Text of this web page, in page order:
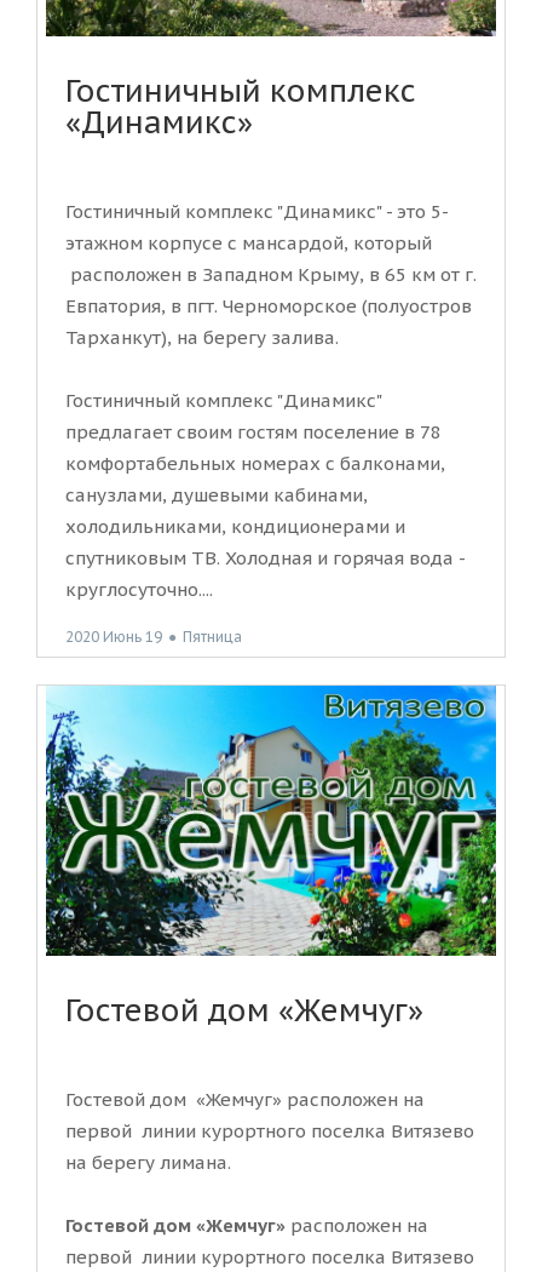
Гостиничный комплекс
«Динамикс»
Гостиничный комплекс "Динамикс" - это 5-
этажном корпусе с мансардой, который
расположен в Западном Крыму, в 65 км от г.
Евпатория, в пгт. Черноморское (полуостров
Тарханкут), на берегу залива.
Гостиничный комплекс "Динамикс"
предлагает своим гостям поселение в 78
комфортабельных номерах с балконами,
санузлами, душевыми кабинами,
холодильниками, кондиционерами и
спутниковым ТВ. Холодная и горячая вода -
круглосуточно....
2020 Июнь 19 ● Пятница
Гостевой дом «Жемчуг»
Гостевой дом «Жемчуг» расположен на
первой линии курортного поселка Витязево
на берегу лимана.
Гостевой дом «Жемчуг» расположен на
первой линии курортного поселка Витязево